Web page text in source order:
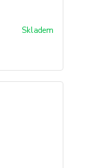
Skladem